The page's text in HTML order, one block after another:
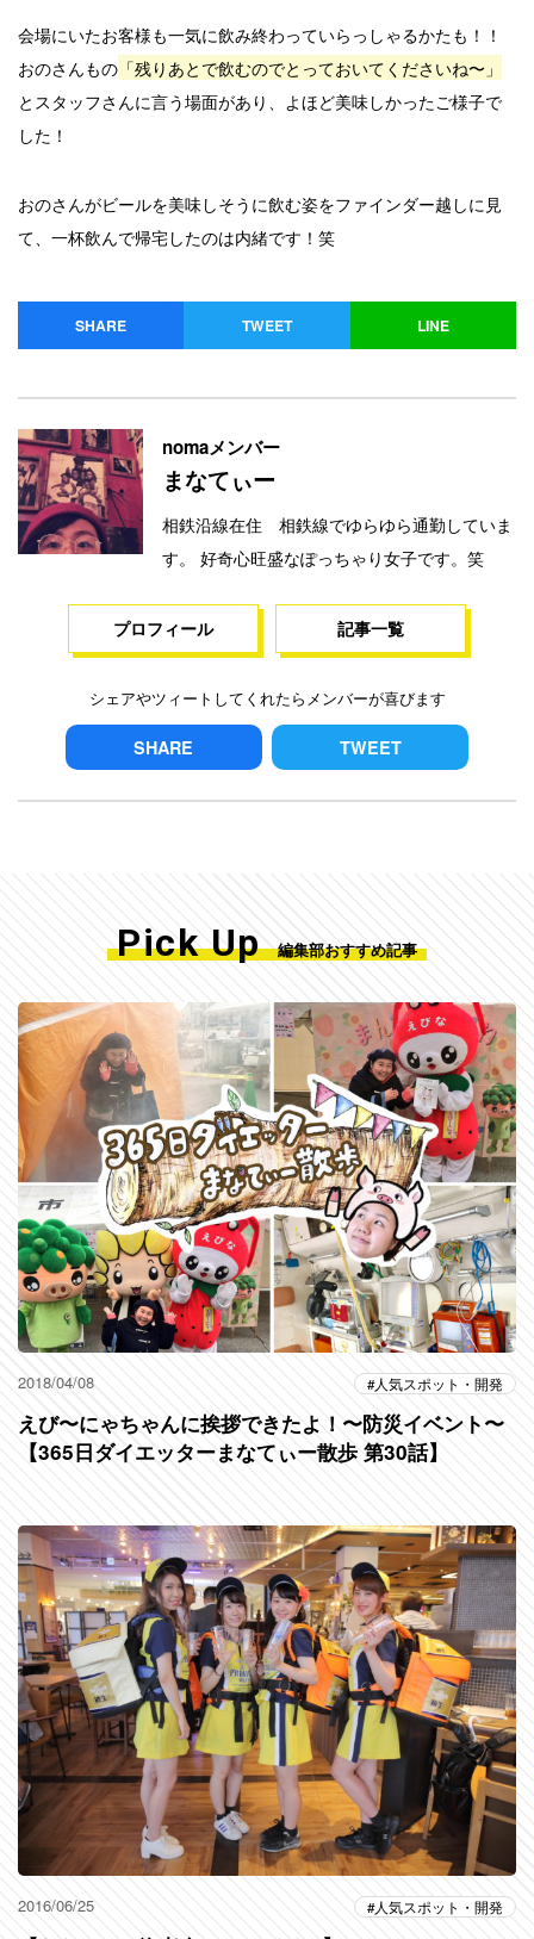
会場にいたお客様も一気に飲み終わっていらっしゃるかたも！！
おのさんもの 「残りあとで飲むのでとっておいてくださいね〜」
とスタッフさんに言う場面があり、よほど美味しかったご様子で
した！
おのさんがビールを美味しそうに飲む姿をファインダー越しに見
て、一杯飲んで帰宅したのは内緒です！笑
SHARE TWEET LINE
nomaメンバー
まなてぃー
相鉄沿線在住 相鉄線でゆらゆら通勤していま
す。 好奇心旺盛なぽっちゃり女子です。笑
プロフィール 記事一覧
シェアやツィートしてくれたらメンバーが喜びます
SHARE TWEET
Pick Up 編集部おすすめ記事
2018/04/08 人気スポット・開発
えび〜にゃちゃんに挨拶できたよ！〜防災イベント〜
【365日ダイエッターまなてぃー散歩 第30話】
2016/06/25 人気スポット・開発